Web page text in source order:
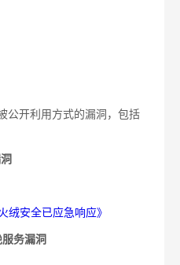
公开利用方式的漏洞，包括
绒安全已应急响应》
务漏洞